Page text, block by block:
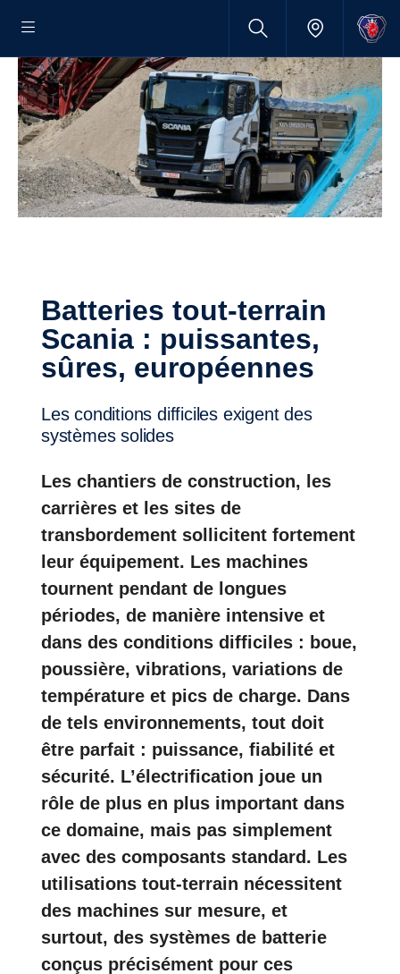
Batteries tout-terrain
Scania : puissantes,
sûres, européennes
Les conditions difficiles exigent des
systèmes solides
Les chantiers de construction, les
carrières et les sites de
transbordement sollicitent fortement
leur équipement. Les machines
tournent pendant de longues
périodes, de manière intensive et
dans des conditions difficiles : boue,
poussière, vibrations, variations de
température et pics de charge. Dans
de tels environnements, tout doit
être parfait : puissance, fiabilité et
sécurité. L’électrification joue un
rôle de plus en plus important dans
ce domaine, mais pas simplement
avec des composants standard. Les
utilisations tout-terrain nécessitent
des machines sur mesure, et
surtout, des systèmes de batterie
conçus précisément pour ces